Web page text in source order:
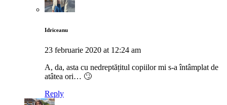
Idriceanu
23 februarie 2020 at 12:24 am
A, da, asta cu nedreptățitul copiilor mi s-a întâmplat de
atâtea ori… 🙄
Reply